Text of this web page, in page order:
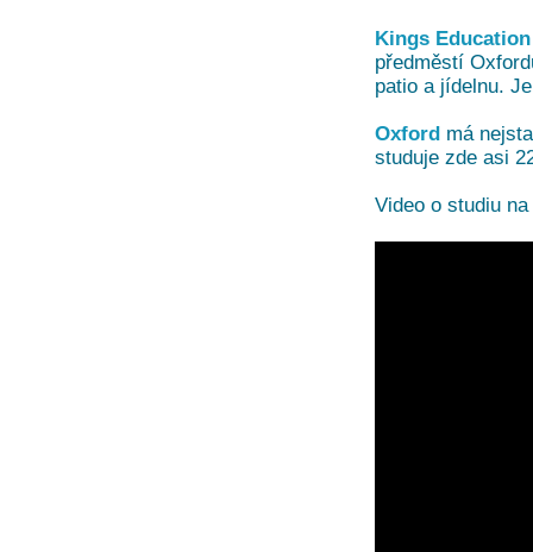
Kings
předměstí
patio a jídelnu.
Oxfordmá
studuje zde asi
Video o studiu